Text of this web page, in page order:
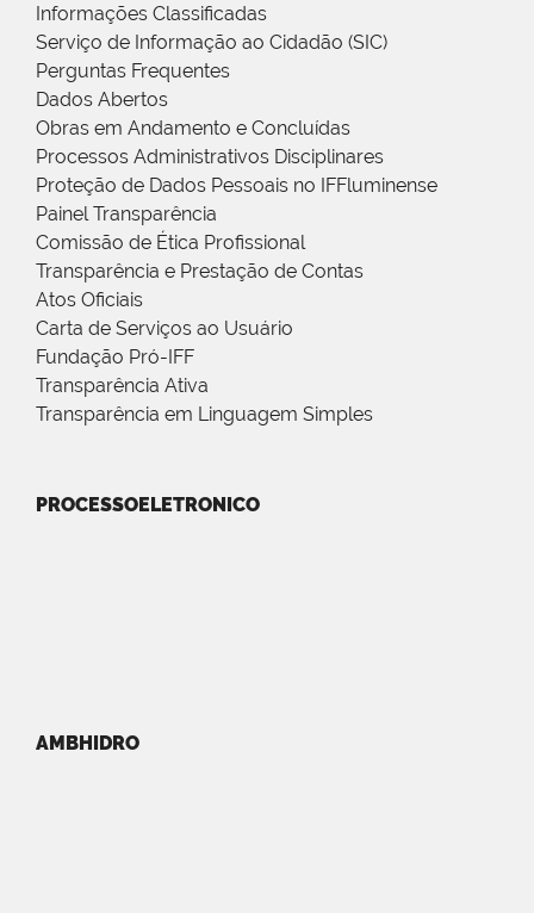
Informações Classificadas
Serviço de Informação ao Cidadão (SIC)
Perguntas Frequentes
Dados Abertos
Obras em Andamento e Concluídas
Processos Administrativos Disciplinares
Proteção de Dados Pessoais no IFFluminense
Painel Transparência
Comissão de Ética Profissional
Transparência e Prestação de Contas
Atos Oficiais
Carta de Serviços ao Usuário
Fundação Pró-IFF
Transparência Ativa
Transparência em Linguagem Simples
PROCESSOELETRONICO
AMBHIDRO